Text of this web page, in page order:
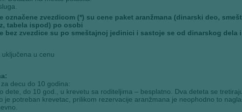
označene zvezdicom (*) su cene paket aranžmana (dinarski deo,
tabela ispod) po osobi
bez zvezdice su po smeštajnoj jedinici i sastoje se od dinarskog dela
uključena u cenu
za decu do 10 godina:
dete, do 10 god., u krevetu sa roditeljima – besplatno. Dva deteta se
je potreban krevetac, prilikom rezervacije aranžmana je neophodno to